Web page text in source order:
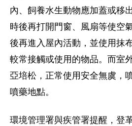
內、飼養水生動物應加蓋或移
時後再打開門窗、風扇等使空
後再進入屋內活動，並使用抹
較常接觸或使用的物品。而室
亞培松，正常使用安全無虞，
噴藥地點。
環境管理署與疾管署提醒，登